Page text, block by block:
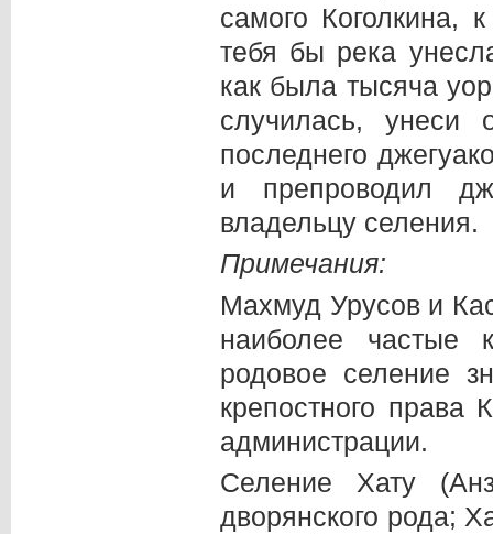
самого Коголкина,
тебя бы река
как была тысяча
случилась,
последнего
и препроводил
владельцу селения.
Примечания:
Махмуд Урусов и
наиболее частые
родовое селение
крепостного права
администрации.
Селение Хату
дворянского рода;